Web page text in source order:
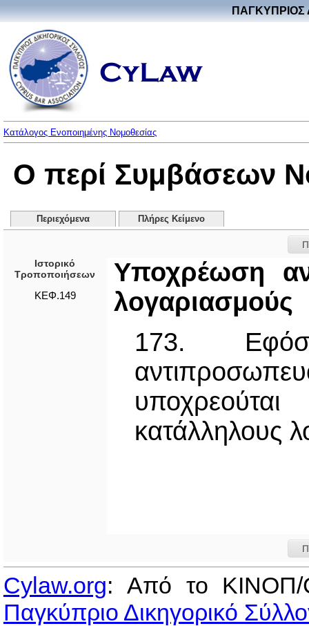
ΠΑΓΚΥΠΡΙΟΣ
Κατάλογος Ενοποιημένης Νομοθεσίας
Ο περί Συμβάσεων
Περιεχόμενα Πλήρες Κείμενο
Ιστορικό
Τροποποιήσεων
ΚΕΦ.149
Υποχρέωση
λογαριασμούς
173.
κατάλληλους
Cylaw.org: Από το
Παγκύπριο Δικηγορικό